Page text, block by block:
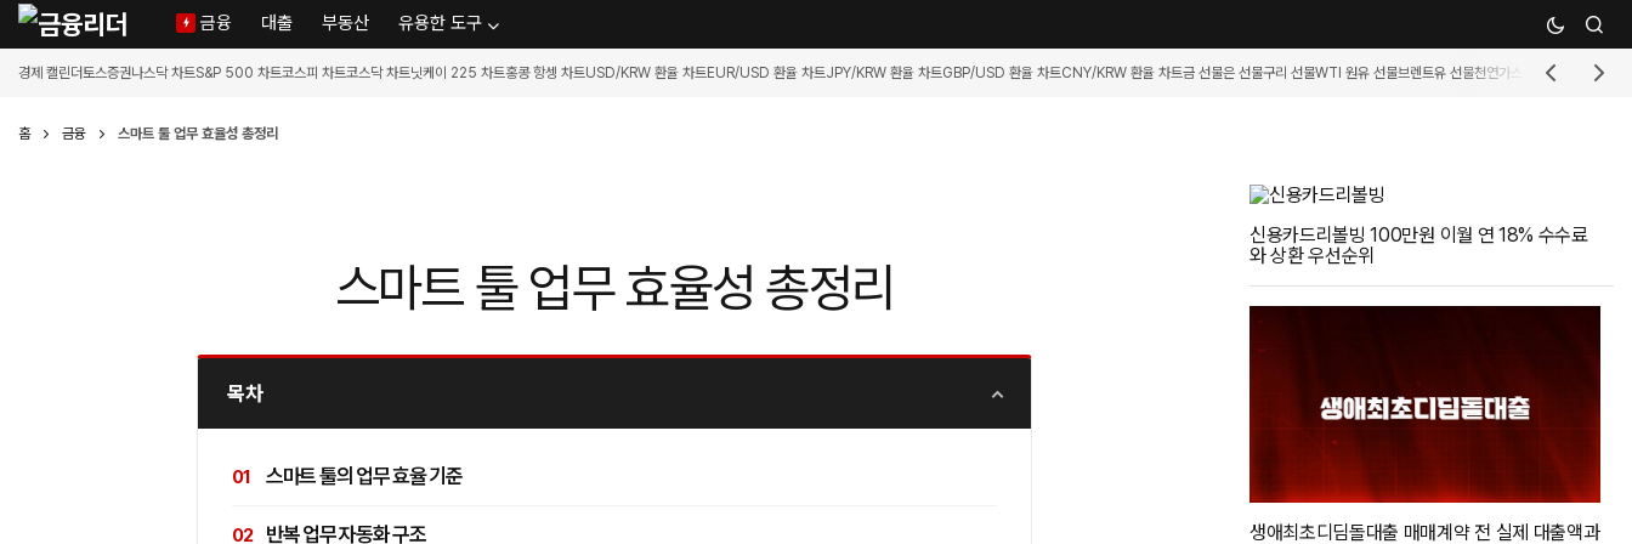
금융 대출 부동산 유용한 도구
경제 캘린더토스증권나스닥 차트S&P 500 차트코스피 차트코스닥 차트닛케이 225 차트홍콩 항셍 차트USD/KRW 환율 차트EUR/USD 환율 차트JPY/KRW 환율 차트GBP/USD 환율 차트CNY/KRW 환율 차트금 선물은 선물구리 선물WTI 원유 선물브렌트유 선물천연가스 선물휘발유 선물
홈 금융 스마트 툴 업무 효율성 총정리
스마트 툴 업무 효율성 총정리
목차
스마트 툴의 업무 효율 기준
반복 업무 자동화 구조
신용카드리볼빙 100만원 이월 연 18% 수수료
와 상환 우선순위
생애최초디딤돌대출 매매계약 전 실제 대출액과